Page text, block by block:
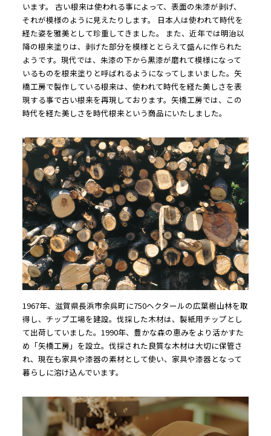
います。 古い根来は使われる事によって、表面の朱漆が剥げ、
それが模様のように見えたりします。 日本人は使われて時代を
経た姿を雅美として珍重してきました。 また、近年では明治以
降の根来塗りは、剥げた部分を模様ととらえて盛んに作られた
ようです。現代では、朱漆の下から黒漆が磨れて模様になって
いるものを根来塗りと呼ばれるようになってしまいました。矢
橋工房で製作している根来は、使われて時代を経た美しさを表
現する事で古い根来を再現しております。矢橋工房では、この
時代を経た美しさを時代根来という商品にいたしました。
1967年、滋賀県長浜市余呉町に750ヘクタールの広葉樹山林を取
得し、チップ工場を建設。伐採した木材は、製紙用チップとし
て出荷していました。1990年、豊かな森の恵みをより活かすた
め「矢橋工房」を設立。伐採された良質な木材は大切に保管さ
れ、現在も家具や漆器の素材として使い、家具や漆器となって
暮らしに溶け込んでいます。